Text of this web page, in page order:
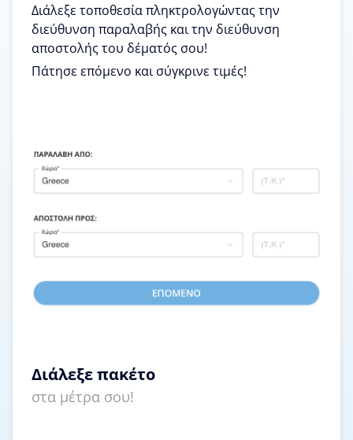
Διάλεξε τοποθεσία πληκτρολογώντας την
διεύθυνση παραλαβής και την διεύθυνση
αποστολής του δέματός σου!
Πάτησε επόμενο και σύγκρινε τιμές!
Διάλεξε πακέτο
στα μέτρα σου!